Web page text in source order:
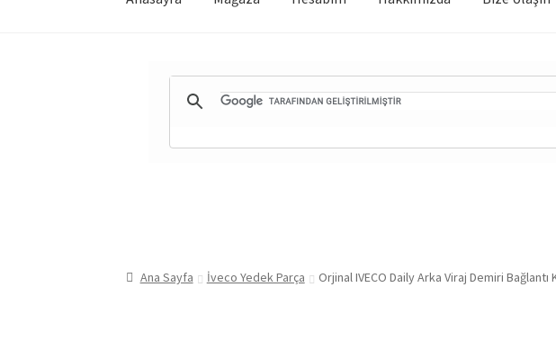
Ana Sayfa İveco Yedek Parça Orjinal IVECO Daily Arka Viraj Demiri Bağlantı